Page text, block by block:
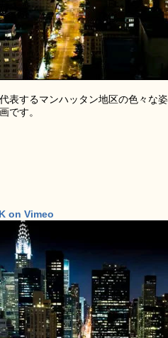
表するマンハッタン地区の色々な
です。
on Vimeo